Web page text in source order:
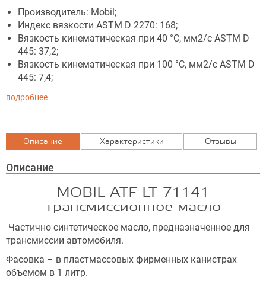
Производитель: Mobil;
Индекс вязкости ASTM D 2270: 168;
Вязкость кинематическая при 40 °C, мм2/с ASTM D
445: 37,2;
Вязкость кинематическая при 100 °C, мм2/с ASTM D
445: 7,4;
подробнее
Описание Характеристики Отзывы
Описание
MOBIL ATF LT 71141
трансмиссионное масло
Частично синтетическое масло, предназначенное для
трансмиссии автомобиля.
Фасовка – в пластмассовых фирменных канистрах
объемом в 1 литр.